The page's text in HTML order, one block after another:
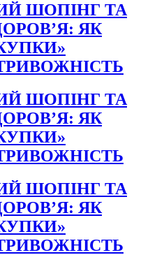
ШОПІНГ ТА
ЯК
ШОПІНГ ТА
ЯК
ШОПІНГ ТА
ЯК